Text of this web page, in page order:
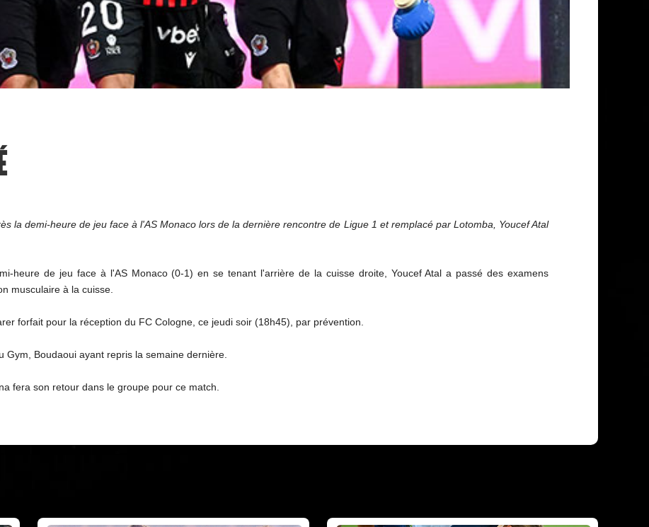
la demi-heure de jeu face à l'AS Monaco lors de la dernière rencontre de Ligue 1 et remplacé par Lotomba, Youcef Atal
heure de jeu face à l'AS Monaco (0-1) en se tenant l'arrière de la cuisse droite, Youcef Atal a passé des examens
musculaire à la cuisse.
forfait pour la réception du FC Cologne, ce jeudi soir (18h45), par prévention.
Boudaoui ayant repris la semaine dernière.
fera son retour dans le groupe pour ce match.